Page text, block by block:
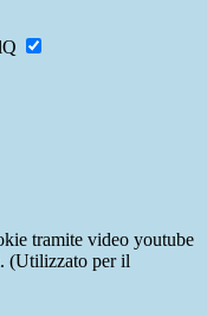
tramite video youtube
(Utilizzato per il